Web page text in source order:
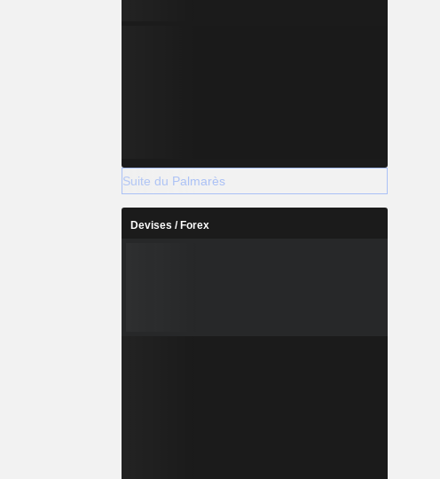
Suite du Palmarès
Devises / Forex